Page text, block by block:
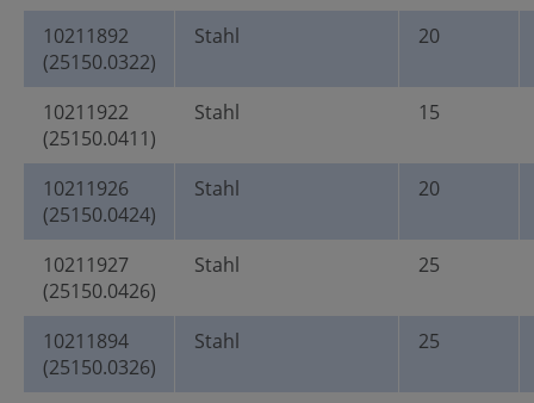
10211892
(25150.0322)
Stahl 20
10211922
(25150.0411)
Stahl 15
10211926
(25150.0424)
Stahl 20
10211927
(25150.0426)
Stahl 25
10211894
(25150.0326)
Stahl 25